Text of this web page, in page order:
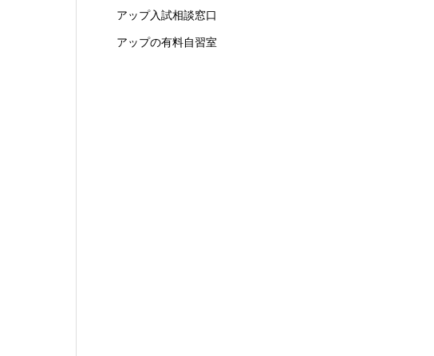
アップ入試相談窓口
アップの有料自習室